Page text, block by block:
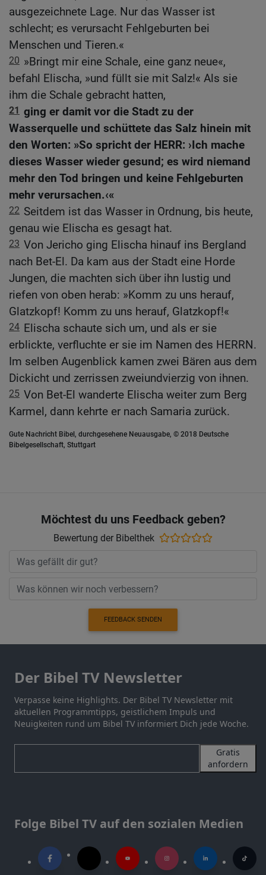
ausgezeichnete Lage. Nur das Wasser ist
schlecht; es verursacht Fehlgeburten bei
Menschen und Tieren.«
20 »Bringt mir eine Schale, eine ganz neue«,
befahl Elischa, »und füllt sie mit Salz!« Als sie
ihm die Schale gebracht hatten,
21 ging er damit vor die Stadt zu der
Wasserquelle und schüttete das Salz hinein mit
den Worten: »So spricht der HERR: ›Ich mache
dieses Wasser wieder gesund; es wird niemand
mehr den Tod bringen und keine Fehlgeburten
mehr verursachen.‹«
22 Seitdem ist das Wasser in Ordnung, bis heute,
genau wie Elischa es gesagt hat.
23 Von Jericho ging Elischa hinauf ins Bergland
nach Bet-El. Da kam aus der Stadt eine Horde
Jungen, die machten sich über ihn lustig und
riefen von oben herab: »Komm zu uns herauf,
Glatzkopf! Komm zu uns herauf, Glatzkopf!«
24 Elischa schaute sich um, und als er sie
erblickte, verfluchte er sie im Namen des HERRN.
Im selben Augenblick kamen zwei Bären aus dem
Dickicht und zerrissen zweiundvierzig von ihnen.
25 Von Bet-El wanderte Elischa weiter zum Berg
Karmel, dann kehrte er nach Samaria zurück.
Gute Nachricht Bibel, durchgesehene Neuausgabe, © 2018 Deutsche
Bibelgesellschaft, Stuttgart
Möchtest du uns Feedback geben?
Bewertung der Bibelthek
FEEDBACK SENDEN
Der Bibel TV Newsletter
Verpasse keine Highlights. Der Bibel TV Newsletter mit
aktuellen Programmtipps, geistlichem Impuls und
Neuigkeiten rund um Bibel TV informiert Dich jede Woche.
Gratis
anfordern
Folge Bibel TV auf den sozialen Medien